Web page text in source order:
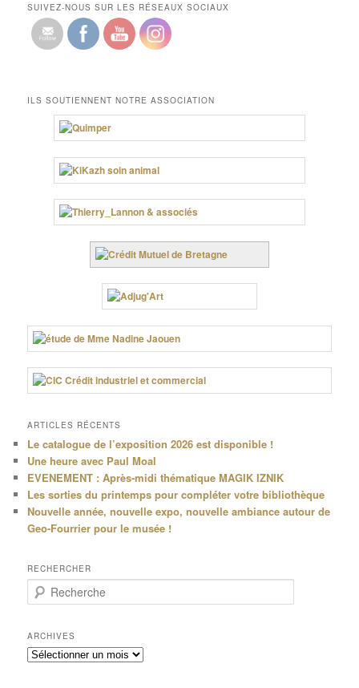
SUIVEZ-NOUS SUR LES RÉSEAUX SOCIAUX
ILS SOUTIENNENT NOTRE ASSOCIATION
ARTICLES RÉCENTS
Le catalogue de l’exposition 2026 est disponible !
Une heure avec Paul Moal
EVENEMENT : Après-midi thématique MAGIK IZNIK
Les sorties du printemps pour compléter votre bibliothèque
Nouvelle année, nouvelle expo, nouvelle ambiance autour de
Geo-Fourrier pour le musée !
RECHERCHER
e
h
e
r
ARCHIVES
Archives